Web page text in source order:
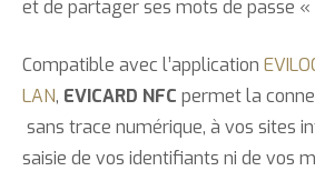
et de partager ses mots de passe «
Compatible avec l’application
LAN, EVICARD NFC permet la
sans trace numérique, à vos sites
saisie de vos identifiants ni de vos